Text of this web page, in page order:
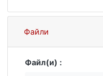
Файли
Файл(и) :